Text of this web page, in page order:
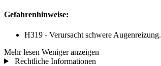
Gefahrenhinweise:
H319 - Verursacht schwere Augenreizung.
Mehr lesen Weniger anzeigen
Rechtliche Informationen